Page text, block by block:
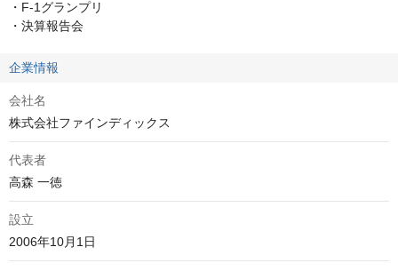
・F-1グランプリ
・決算報告会
企業情報
会社名
株式会社ファインディックス
代表者
高森 一徳
設立
2006年10月1日